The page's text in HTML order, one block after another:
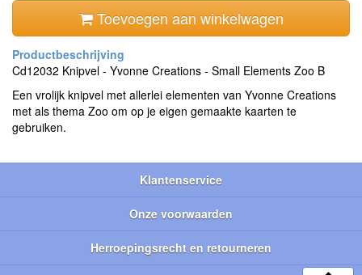
Toevoegen aan winkelwagen
Cd12032 Knipvel - Yvonne Creations - Small Elements Zoo B
Een vrolijk knipvel met allerlei elementen van Yvonne Creations
met als thema Zoo om op je eigen gemaakte kaarten te
gebruiken.
Klantenservice
Onze voorwaarden
Herroepingsrecht en retourneren